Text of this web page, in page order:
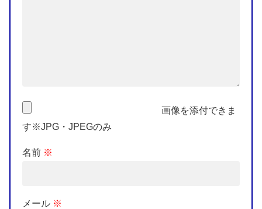
画像を添付できま
す※JPG・JPEGのみ
名前 ※
メール ※